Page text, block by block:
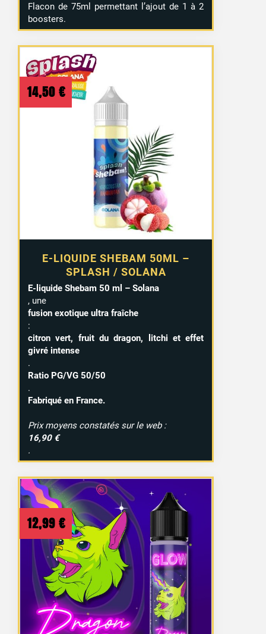
Flacon de 75ml permettant l’ajout de 1 à 2
boosters.
E-LIQUIDE SHEBAM 50ML –
SPLASH / SOLANA
14,50 €
E-liquide Shebam 50 ml – Solana
, une
fusion exotique ultra fraîche
:
citron vert, fruit du dragon, litchi et effet
givré intense
.
Ratio PG/VG 50/50
.
Fabriqué en France.
Prix moyens constatés sur le web :
16,90 €
.
12,99 €